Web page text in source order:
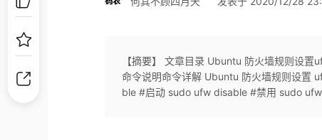
【摘要】 文章目录 Ubuntu 防火墙规则设
命令说明命令详解 Ubuntu 防火墙规则设
ble #启动 sudo ufw disable #禁用 sudo